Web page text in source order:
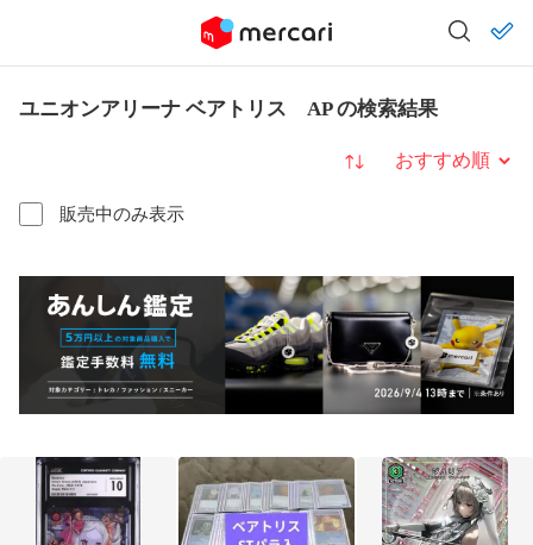
ユニオンアリーナ ベアトリス AP の検索結果
販売中のみ表示
並び替え